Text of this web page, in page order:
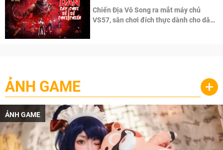
Chiến Địa Vô Song ra mắt máy chủ
VS57, sân chơi đích thực dành cho dân
ẢNH GAME +
ẢNH GAME